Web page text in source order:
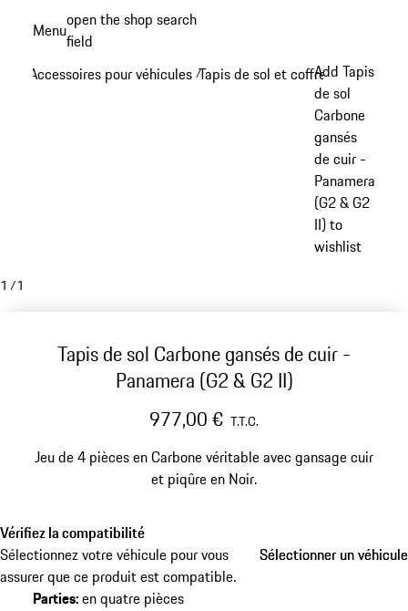
principal
Menuopen the shop search
field
Accessoires pour véhicules /Tapis de sol et coffre à bagages
Add Tapis
de sol
Carbone
gansés
de cuir -
Panamera
(G2 & G2
II) to
wishlist
1 /1
Tapis de sol Carbone gansés de cuir -
Panamera (G2 & G2 II)
977,00 € T.T.C.
Jeu de 4 pièces en Carbone véritable avec gansage cuir
et piqûre en Noir.
Vérifiez la compatibilité
Sélectionnez votre véhicule pour vous
assurer que ce produit est compatible.
Sélectionner un véhicule
Sélectionner un véhicule
Parties:en quatre pièces